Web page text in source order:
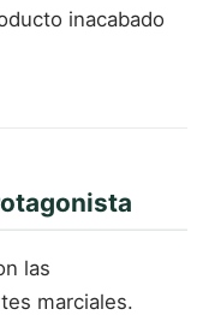
inacabado
las
marciales.